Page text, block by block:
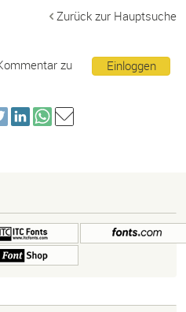
Zurück zur Hauptsuche
Einloggen
zu